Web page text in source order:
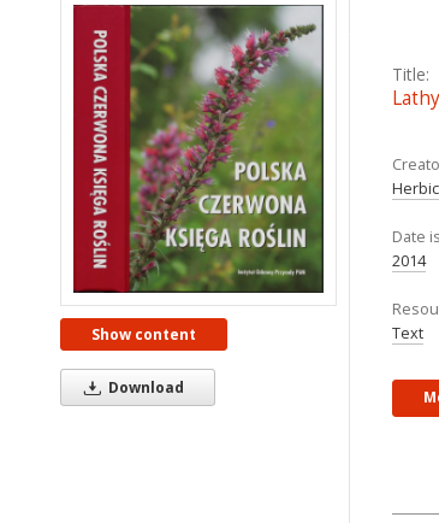
Show content
Download
Title:
Date
2014
Text